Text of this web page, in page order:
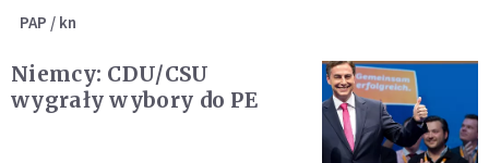
PAP / kn
Niemcy: CDU/CSU
wygrały wybory do PE